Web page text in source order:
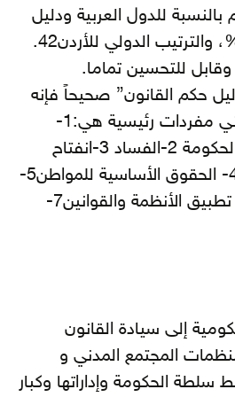
للدول العربية ودليل
حكم القانون فيه 60%، والترتيب الدولي للأردن42.
للتحسين تماما.
حكم القانون” صحيحاً فإنه
يأخذ بعين الاعتبار ثماني مفردات رئيسية هي:1-
الضوابط على سلطة الحكومة 2-الفساد 3-انفتاح
الحكومةعلى المجتمع4- الحقوق الأساسية للمواطن5-
قوة النظام والأمن6- تطبيق الأنظمة والقوانين7-
إلى سيادة القانون
المجتمع المدني و
الحكومة وإداراتها وكبار